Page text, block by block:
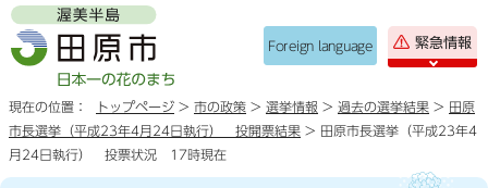
Foreign language 緊急情報
現在の位置： トップページ > 市の政策 > 選挙情報 > 過去の選挙結果 > 田原
市長選挙（平成23年4月24日執行） 投開票結果 > 田原市長選挙（平成23年4
月24日執行） 投票状況 17時現在